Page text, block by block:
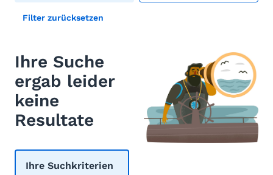
Filter zurücksetzen
Ihre Suche
ergab leider
keine
Resultate
Ihre Suchkriterien